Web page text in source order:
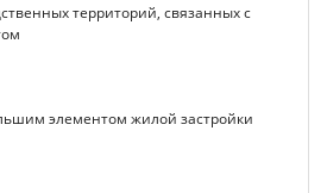
территорий, связанных с
элементом жилой застройки